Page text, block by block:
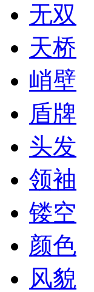
无双
天桥
峭壁
盾牌
头发
领袖
镂空
颜色
风貌